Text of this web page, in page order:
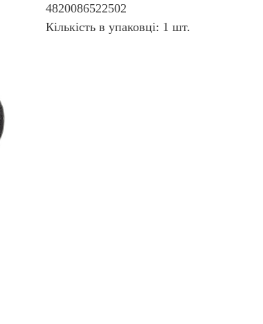
4820086522502
Кількість в упаковці: 1 шт.